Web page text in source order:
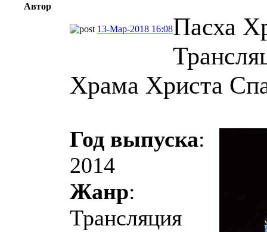
Автор
13-Мар-2018 16:08Пасха
Храма Христа
Год выпуска:
2014
Жанр:
Трансляция